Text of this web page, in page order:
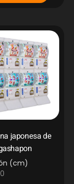
japonesa de
(cm)